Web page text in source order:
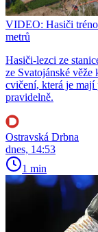
VIDEO: Hasiči
metrů
Hasiči-lezci ze
ze Svatojánské věže
cvičení, která je
pravidelně.
Ostravská Drbna
dnes, 14:53
1 min